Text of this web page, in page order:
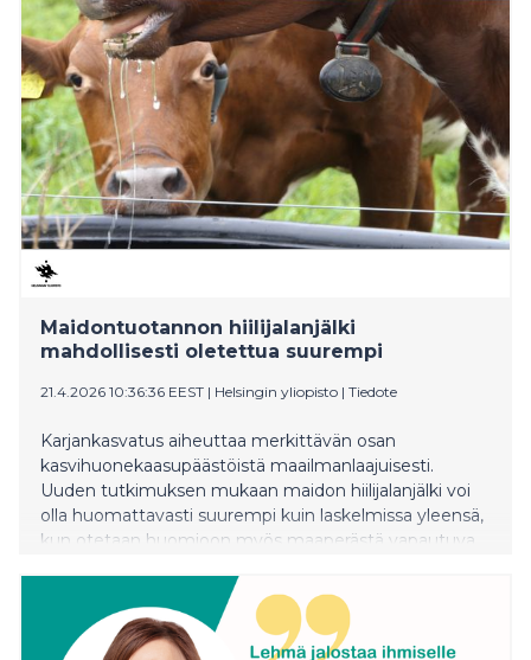
Maidontuotannon hiilijalanjälki
mahdollisesti oletettua suurempi
21.4.2026 10:36:36 EEST | Helsingin yliopisto | Tiedote
Karjankasvatus aiheuttaa merkittävän osan
kasvihuonekaasupäästöistä maailmanlaajuisesti.
Uuden tutkimuksen mukaan maidon hiilijalanjälki voi
olla huomattavasti suurempi kuin laskelmissa yleensä,
kun otetaan huomioon myös maaperästä vapautuva